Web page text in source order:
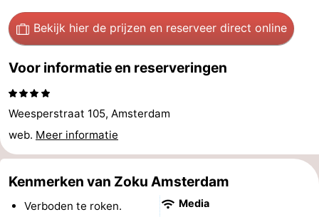
&
Bezienswaardigheden
Musea
-
Monumenten
-
Kerken
-
Uitkijkpunten
Attracties
Bekijk hier de prijzen en reserveer direct online
Voor informatie en reserveringen
Weesperstraat 105, Amsterdam
web. Meer informatie
Kenmerken van Zoku Amsterdam
Verboden te roken.
Media